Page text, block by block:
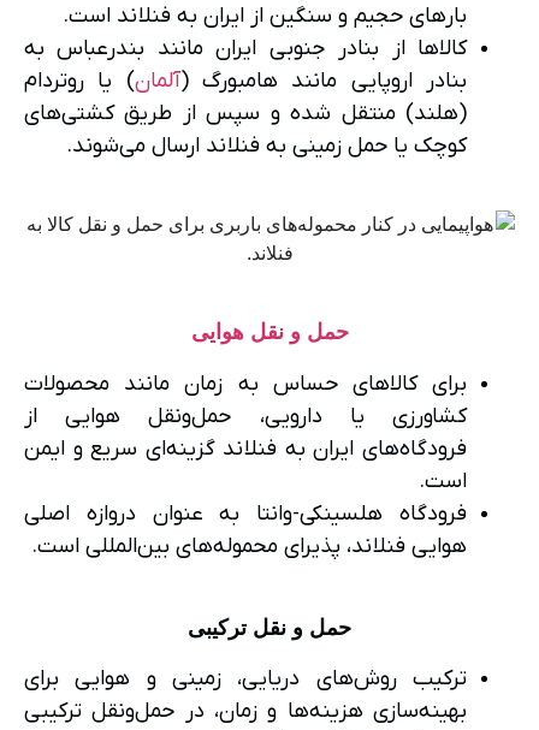
بارهای حجیم و سنگین از ایران به فنلاند است.
کالاها از بنادر جنوبی ایران مانند بندرعباس به
بنادر اروپایی مانند هامبورگ (آلمان) یا روتردام
(هلند) منتقل شده و سپس از طریق کشتی‌های
کوچک یا حمل زمینی به فنلاند ارسال می‌شوند.
حمل و نقل هوایی
برای کالاهای حساس به زمان مانند محصولات
کشاورزی یا دارویی، حمل‌ونقل هوایی از
فرودگاه‌های ایران به فنلاند گزینه‌ای سریع و ایمن
است.
فرودگاه هلسینکی-وانتا به عنوان دروازه اصلی
هوایی فنلاند، پذیرای محموله‌های بین‌المللی است.
حمل و نقل ترکیبی
ترکیب روش‌های دریایی، زمینی و هوایی برای
بهینه‌سازی هزینه‌ها و زمان، در حمل‌ونقل ترکیبی